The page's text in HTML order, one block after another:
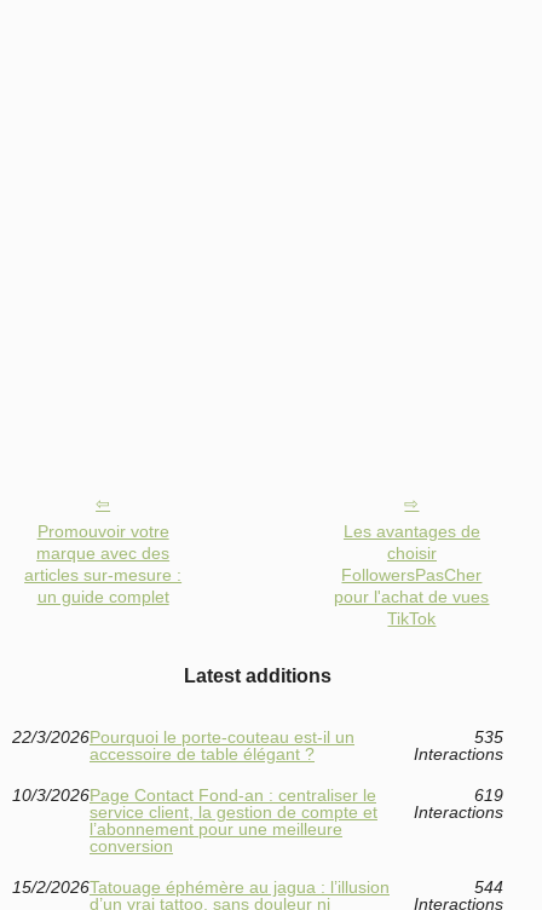
Promouvoir votre
marque avec des
articles sur-mesure :
un guide complet
Les avantages de
choisir
FollowersPasCher
pour l'achat de vues
TikTok
Latest additions
22/3/2026Pourquoi le porte-couteau est-il un
accessoire de table élégant ?
535
Interactions
10/3/2026Page Contact Fond‑an : centraliser le
service client, la gestion de compte et
l’abonnement pour une meilleure
conversion
619
Interactions
15/2/2026Tatouage éphémère au jagua : l’illusion
d’un vrai tattoo, sans douleur ni
544
Interactions